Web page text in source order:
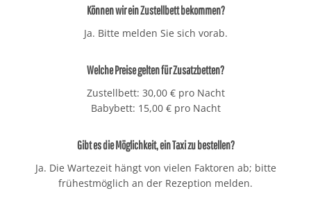
Können wir ein Zustellbett bekommen?
Ja. Bitte melden Sie sich vorab.
Welche Preise gelten für Zusatzbetten?
Zustellbett: 30,00 € pro Nacht
Babybett: 15,00 € pro Nacht
Gibt es die Möglichkeit, ein Taxi zu bestellen?
Ja. Die Wartezeit hängt von vielen Faktoren ab; bitte
frühestmöglich an der Rezeption melden.